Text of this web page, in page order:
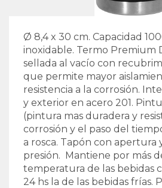
Ø 8,4 x 30 cm. Capacidad
inoxidable. Termo Premium
sellada al vacío con
que permite mayor
resistencia a la corrosión.
y exterior en acero 201.
(pintura mas duradera y
corrosión y el paso del
a rosca. Tapón con apertura
presión. Mantiene por más
temperatura de las bebidas
24 hs la de las bebidas frías.